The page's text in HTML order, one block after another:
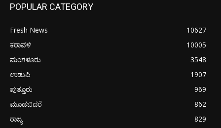
POPULAR CATEGORY
Fresh News
10627
ಕರಾವಳಿ
10005
ಮಂಗಳೂರು
3548
ಉಡುಪಿ
1907
ಪುತ್ತೂರು
969
ಮೂಡಬಿದರೆ
862
ರಾಜ್ಯ
829